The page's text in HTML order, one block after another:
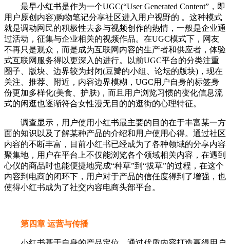
最早小红书是作为一个UGC(“User Generated Content”，即
用户原创内容)购物笔记分享社区进入用户视野的 。这种模式
就是调动网民的积极性去参与视频创作的热情，一般是企业通
过活动，征集与企业相关的视频作品。在UGC模式下，网友
不再只是观众，而是成为互联网内容的生产者和供应者，体验
式互联网服务得以更深入的进行。以前UGC平台的分类注重
圈子、版块、边界较为封闭(豆瓣的小组、论坛的版块)，现在
关注、推荐、附近，内容边界模糊，UGC用户自身的标签身
份更加多样化(美食、护肤)，而且用户浏览习惯的变化信息流
式的闲逛也逐渐符合女性漫无目的的逛街的心理特征。
调查显示，用户使用小红书最主要的目的在于丰富某一方
面的知识以及了解某种产品的介绍和用户使用心得。通过社区
内容的不断丰富，目前小红书已经成为了各种领域的分享内容
聚集地，用户在平台上不仅能浏览各个领域相关内容，在遇到
心仪的商品时也能便捷地完成“种草”到“拔草”的过程，在这个
内容到电商的闭环下，用户对于产品的信任度得到了增强，也
使得小红书成为了社交内容电商头部平台。
第四章 运营与传播